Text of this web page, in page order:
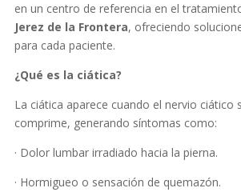
en un centro de referencia en el
Jerez de la Frontera, ofreciendo
para cada paciente.
¿Qué es la ciática?
La ciática aparece cuando el nervio ciático
comprime, generando síntomas como:
· Dolor lumbar irradiado hacia la pierna.
· Hormigueo o sensación de quemazón.